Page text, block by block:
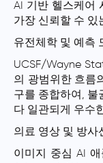
AI 기반 헬스케어
가장 신뢰할 수 있
유전체학 및 예측
UCSF/Wayne
의 광범위한 흐름
구를 종합하여, 불
다 일관되게 우수
의료 영상 및 방
이미지 중심 AI